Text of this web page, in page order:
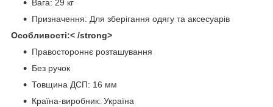
Вага: 29 кг
Призначення: Для зберігання одягу та аксесуарів
Особливості:< /strong>
Правостороннє розташування
Без ручок
Товщина ДСП: 16 мм
Країна-виробник: Україна